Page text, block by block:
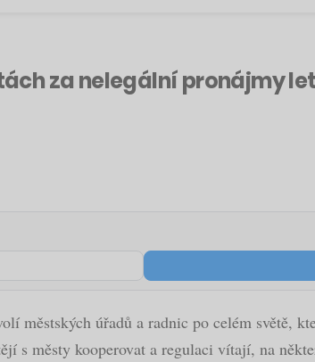
za nelegální pronájmy
městských úřadů a radnic po celém světě,
s městy kooperovat a regulaci vítají, na